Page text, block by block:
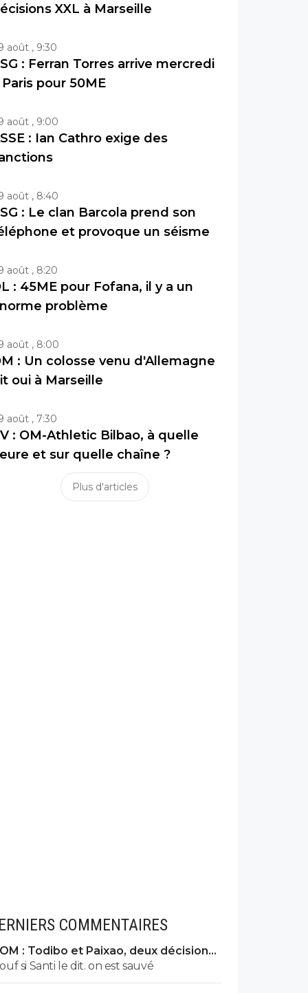
XXL à Marseille
août , 9:30
: Ferran Torres arrive mercredi
Paris pour 50ME
août , 9:00
: Ian Cathro exige des
août , 8:40
: Le clan Barcola prend son
et provoque un séisme
août , 8:20
: 45ME pour Fofana, il y a un
problème
août , 8:00
: Un colosse venu d'Allemagne
oui à Marseille
août , 7:30
: OM-Athletic Bilbao, à quelle
et sur quelle chaîne ?
Plus d'articles
COMMENTAIRES
OM : Todibo et Paixao, deux décisions
XXL à Marseille
ouf si Santi le dit. on est sauvé